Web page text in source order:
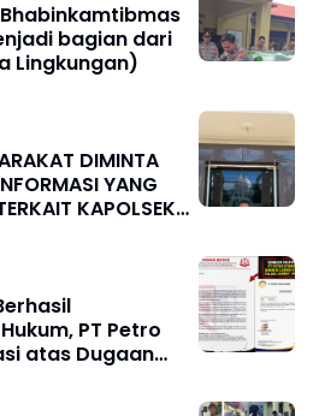
bagian dari
Lingkungan)
DIMINTA
YANG
KAPOLSEK
PT Petro
atas Dugaan
Success Fee